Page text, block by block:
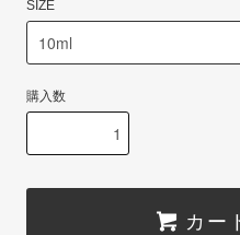
SIZE
購入数
カー